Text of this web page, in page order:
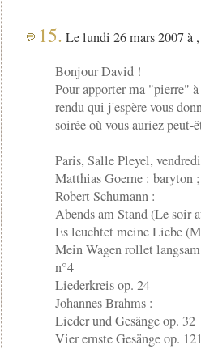
15. Le lundi 26 mars 2007 à
Bonjour David !
Pour apporter ma "pierre"
rendu qui j'espère vous
soirée où vous auriez
Paris, Salle Pleyel,
Matthias Goerne : baryton
Robert Schumann :
Abends am Stand (Le soir
Es leuchtet meine Liebe
Mein Wagen rollet
n°4
Liederkreis op. 24
Johannes Brahms :
Lieder und Gesänge op. 32
Vier ernste Gesänge op.